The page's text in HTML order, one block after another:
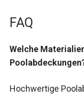
FAQ
Welche
Hochwertige